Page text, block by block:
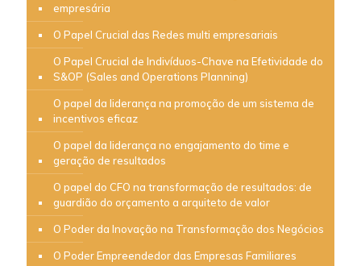
empresária
O Papel Crucial das Redes multi empresariais
O Papel Crucial de Indivíduos-Chave na Efetividade do
S&OP (Sales and Operations Planning)
O papel da liderança na promoção de um sistema de
incentivos eficaz
O papel da liderança no engajamento do time e
geração de resultados
O papel do CFO na transformação de resultados: de
guardião do orçamento a arquiteto de valor
O Poder da Inovação na Transformação dos Negócios
O Poder Empreendedor das Empresas Familiares